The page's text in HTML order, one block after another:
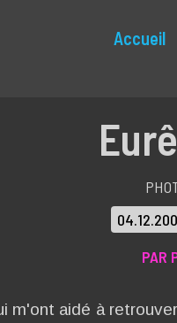
Accueil
PAR
m'ont aidé à